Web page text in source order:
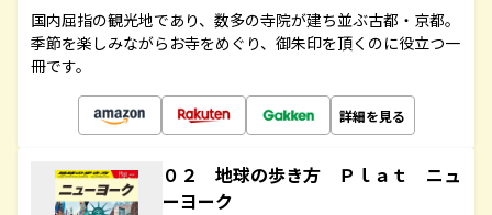
国内屈指の観光地であり、数多の寺院が建ち並ぶ古都・京都。
季節を楽しみながらお寺をめぐり、御朱印を頂くのに役立つ一
冊です。
詳細を見る
０２ 地球の歩き方 Ｐｌａｔ ニュ
ーヨーク